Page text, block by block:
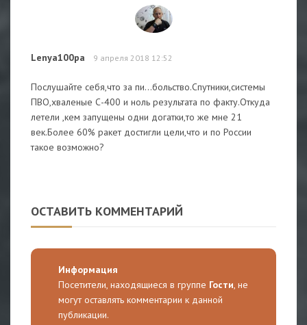
Lenya100pa 9 апреля 2018 12:52
Послушайте себя,что за пи...больство.Спутники,системы
ПВО,хваленые С-400 и ноль результата по факту.Откуда
летели ,кем запущены одни догатки,то же мне 21
век.Более 60% ракет достигли цели,что и по России
такое возможно?
ОСТАВИТЬ КОММЕНТАРИЙ
Информация
Посетители, находящиеся в группе Гости, не
могут оставлять комментарии к данной
публикации.